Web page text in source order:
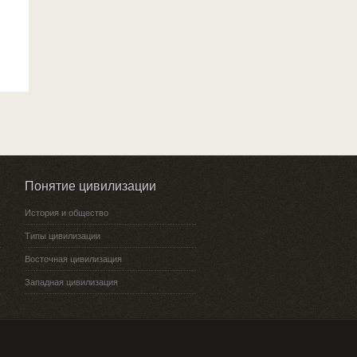
Понятие цивилизации
История и общество
Типы цивилизации
Восточная цивилизация
Западная цивилизация